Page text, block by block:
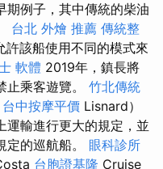
期例子，其中傳統的柴油
台北 外燴 推薦 傳統整
許該船使用不同的模式來
軟體 2019年，鎮長將
止乘客遊覽。 竹北傳統
台中按摩平價 Lisnard）
運輸進行更大的規定，並
定的巡航船。 眼科診所
台胞證基隆 Cruise